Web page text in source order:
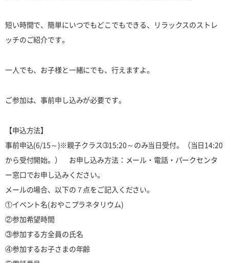
短い時間で、簡単にいつでもどこでもできる、リラックスのストレ
ッチのご紹介です。
一人でも、お子様と一緒にでも、行えますよ。
ご参加は、事前申し込みが必要です。
【申込方法】
事前申込(6/15～)※親子クラス➂15:20～のみ当日受付。（当日14:20
から受付開始。） お申し込み方法：メール・電話・パークセンタ
ー窓口でお申し込みください。
メールの場合、以下の７点をご記入ください。
①イベント名(おやこプラネタリウム)
②参加希望時間
③参加する方全員の氏名
④参加するお子さまの年齢